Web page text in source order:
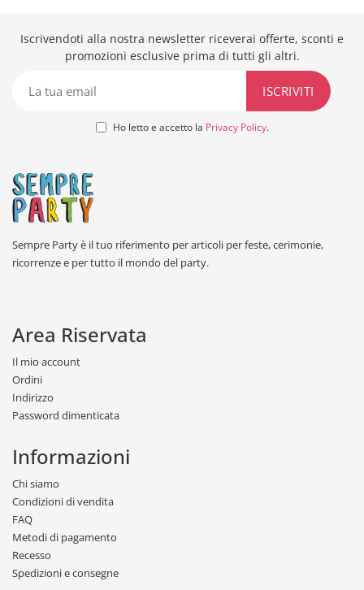
Iscrivendoti alla nostra newsletter riceverai offerte, sconti e
promozioni esclusive prima di tutti gli altri.
Ho letto e accetto la Privacy Policy.
Sempre Party è il tuo riferimento per articoli per feste, cerimonie,
ricorrenze e per tutto il mondo del party.
Area Riservata
Il mio account
Ordini
Indirizzo
Password dimenticata
Informazioni
Chi siamo
Condizioni di vendita
FAQ
Metodi di pagamento
Recesso
Spedizioni e consegne